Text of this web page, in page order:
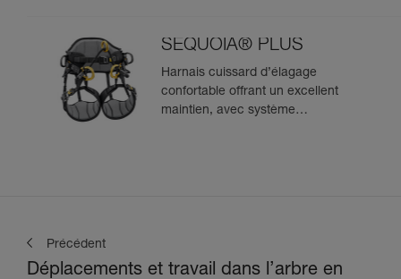
SEQUOIA® PLUS
Harnais cuissard d’élagage
confortable offrant un excellent
maintien, avec système
Précédent
Déplacements et travail dans l’arbre en